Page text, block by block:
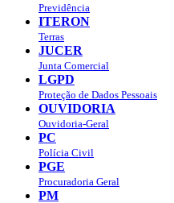
Previdência
ITERON
Terras
JUCER
Junta Comercial
LGPD
Proteção de Dados Pessoais
OUVIDORIA
Ouvidoria-Geral
PC
Polícia Civil
PGE
Procuradoria Geral
PM